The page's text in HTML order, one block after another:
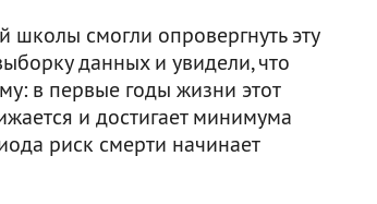
смогли опровергнуть эту
данных и увидели, что
в первые годы жизни этот
и достигает минимума
риск смерти начинает